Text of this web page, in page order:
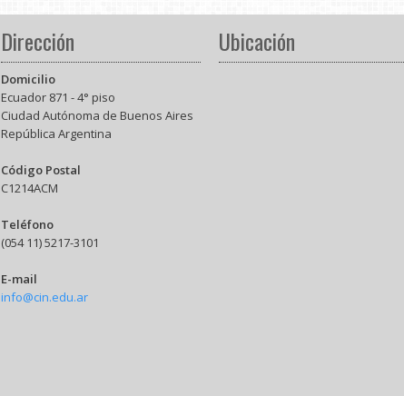
Dirección
Domicilio
Ecuador 871 - 4° piso
Ciudad Autónoma de Buenos Aires
República Argentina
Código Postal
C1214ACM
Teléfono
(054 11) 5217-3101
E-mail
info@cin.edu.ar
Ubicación